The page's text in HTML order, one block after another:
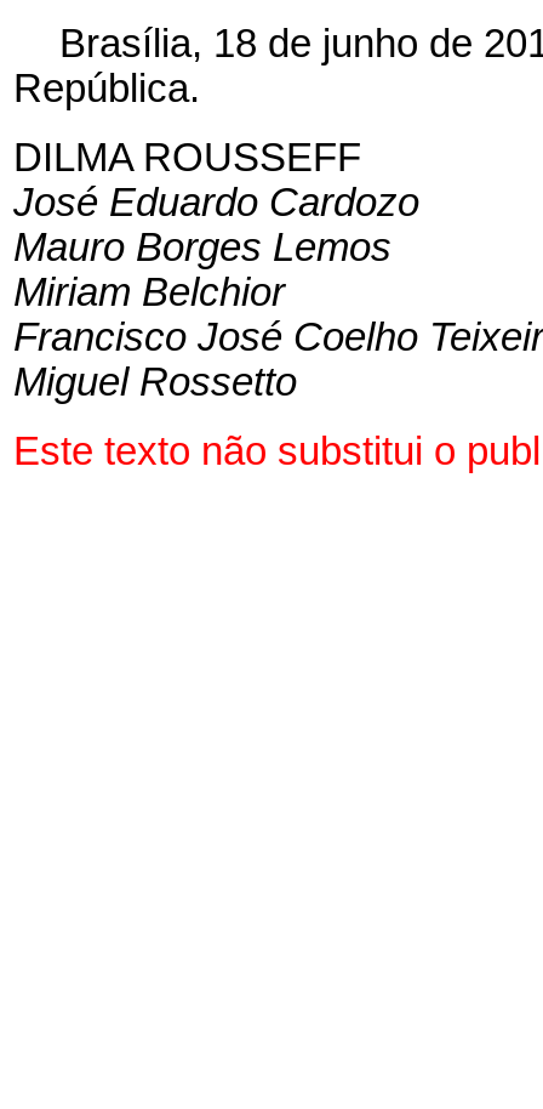
Brasília, 18 de junho de
República.
DILMA ROUSSEFF
José Eduardo Cardozo
Mauro Borges Lemos
Miriam Belchior
Francisco José Coelho
Miguel Rossetto
Este texto não substitui o